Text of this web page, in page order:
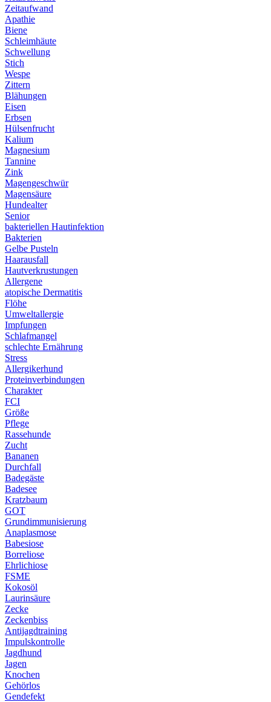
Zeitaufwand
Apathie
Biene
Schleimhäute
Schwellung
Stich
Wespe
Zittern
Blähungen
Eisen
Erbsen
Hülsenfrucht
Kalium
Magnesium
Tannine
Zink
Magengeschwür
Magensäure
Hundealter
Senior
bakteriellen Hautinfektion
Bakterien
Gelbe Pusteln
Haarausfall
Hautverkrustungen
Allergene
atopische Dermatitis
Flöhe
Umweltallergie
Impfungen
Schlafmangel
schlechte Ernährung
Stress
Allergikerhund
Proteinverbindungen
Charakter
FCI
Größe
Pflege
Rassehunde
Zucht
Bananen
Durchfall
Badegäste
Badesee
Kratzbaum
GOT
Grundimmunisierung
Anaplasmose
Babesiose
Borreliose
Ehrlichiose
FSME
Kokosöl
Laurinsäure
Zecke
Zeckenbiss
Antijagdtraining
Impulskontrolle
Jagdhund
Jagen
Knochen
Gehörlos
Gendefekt